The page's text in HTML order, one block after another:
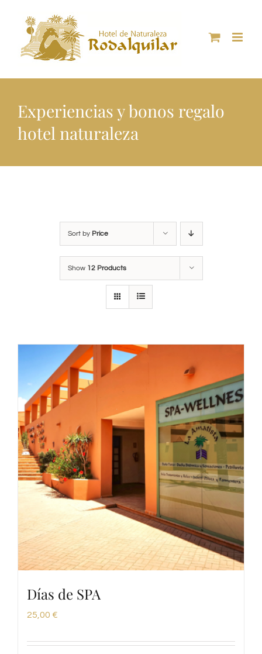
content
Experiencias y bonos regalo
hotel naturaleza
Sort by Price
Show 12 Products
Días de SPA
25,00 €